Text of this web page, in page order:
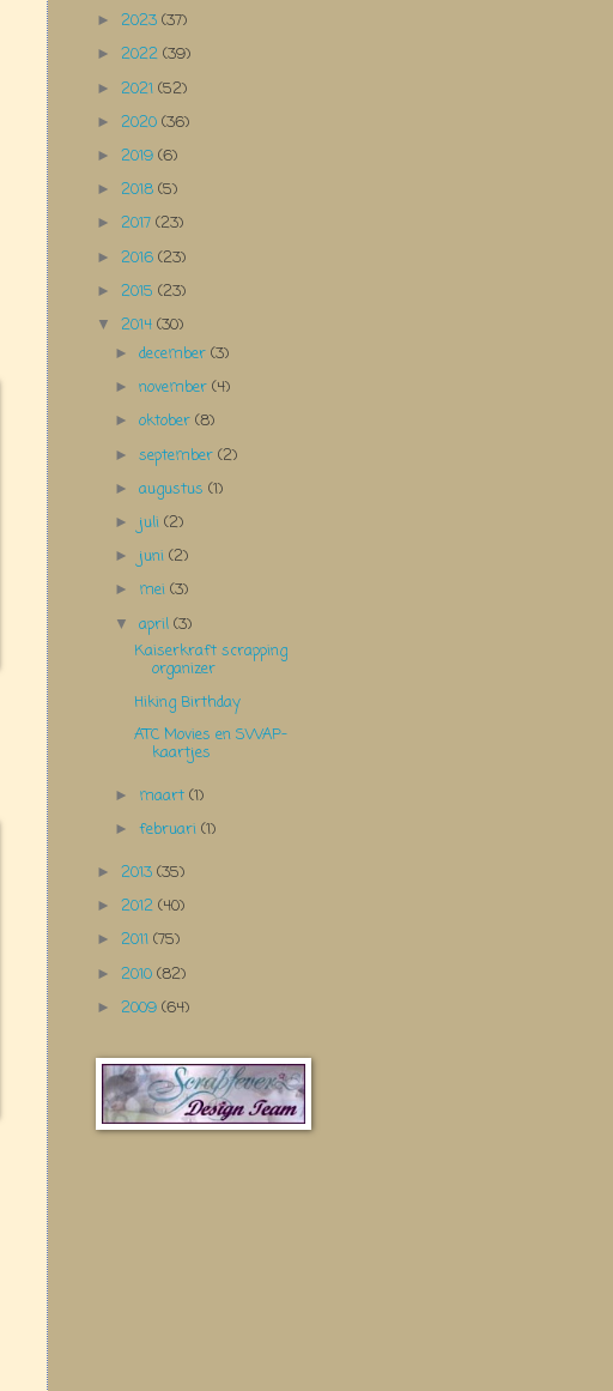
► 2023 (37)
► 2022 (39)
► 2021 (52)
► 2020 (36)
► 2019 (6)
► 2018 (5)
► 2017 (23)
► 2016 (23)
► 2015 (23)
▼ 2014 (30)
►december(3)
►november(4)
►oktober(8)
►september(2)
►augustus(1)
► juli(2)
► juni(2)
► mei(3)
▼april(3)
Kaiserkraft scrapping
organizer
Hiking Birthday
ATC Movies en SWAP-
kaartjes
► maart(1)
►februari(1)
► 2013 (35)
► 2012 (40)
► 2011 (75)
► 2010 (82)
► 2009 (64)